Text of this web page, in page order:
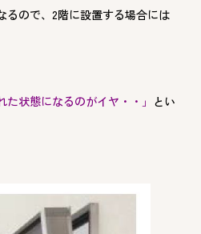
ので、 2階に設置する場合には
た状態になるのがイヤ・・」 とい